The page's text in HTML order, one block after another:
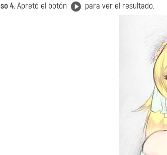
4.Apretó el botón para ver el resultado.